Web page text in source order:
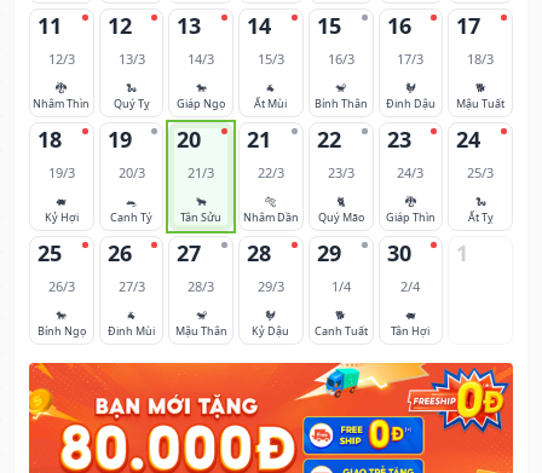
11
12/3
🐉
Nhâm Thìn
12
13/3
🐍
Quý Tỵ
13
14/3
🐎
Giáp Ngọ
14
15/3
🐐
Ất Mùi
15
16/3
🐒
Bính Thân
16
17/3
🐓
Đinh Dậu
17
18/3
🐕
Mậu Tuất
18
19/3
🐖
Kỷ Hợi
19
20/3
🐀
Canh Tý
20
21/3
🐂
Tân Sửu
21
22/3
🐅
Nhâm Dần
22
23/3
🐈
Quý Mão
23
24/3
🐉
Giáp Thìn
24
25/3
🐍
Ất Tỵ
25
26/3
🐎
Bính Ngọ
26
27/3
🐐
Đinh Mùi
27
28/3
🐒
Mậu Thân
28
29/3
🐓
Kỷ Dậu
29
1/4
🐕
Canh Tuất
30
2/4
🐖
Tân Hợi
1